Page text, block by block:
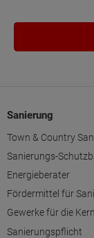
Sanierung
Town & Country
Sanierungs-
Energieberater
Fördermittel für
Gewerke für die
Sanierungspflicht